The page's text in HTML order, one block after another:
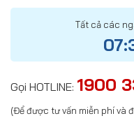
Tất cả các
Gọi HOTLINE: 1900
(Để được tư vấn miễn phí và